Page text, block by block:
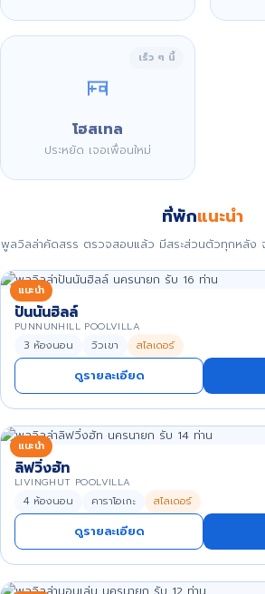
เร็ว ๆ นี้
โฮสเทล
ประหยัด เจอเพื่อนใหม่
ที่พักแนะนำ
พูลวิลล่าคัดสรร ตรวจสอบแล้ว มีสระส่วนตัวทุกหลัง
แนะนำ
ปันนันฮิลล์
PUNNUNHILL POOLVILLA
3 ห้องนอน วิวเขา สไลเดอร์
ดูรายละเอียด
แนะนำ
ลิฟวิ่งฮัท
LIVINGHUT POOLVILLA
4 ห้องนอน คาราโอเกะ สไลเดอร์
ดูรายละเอียด